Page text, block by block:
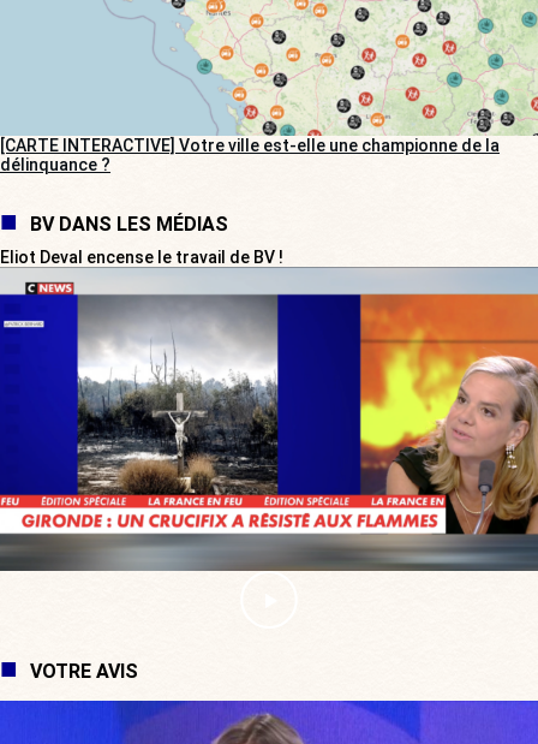
[CARTE INTERACTIVE] Votre ville est-elle une championne de la
délinquance ?
BV DANS LES MÉDIAS
Eliot Deval encense le travail de BV !
VOTRE AVIS